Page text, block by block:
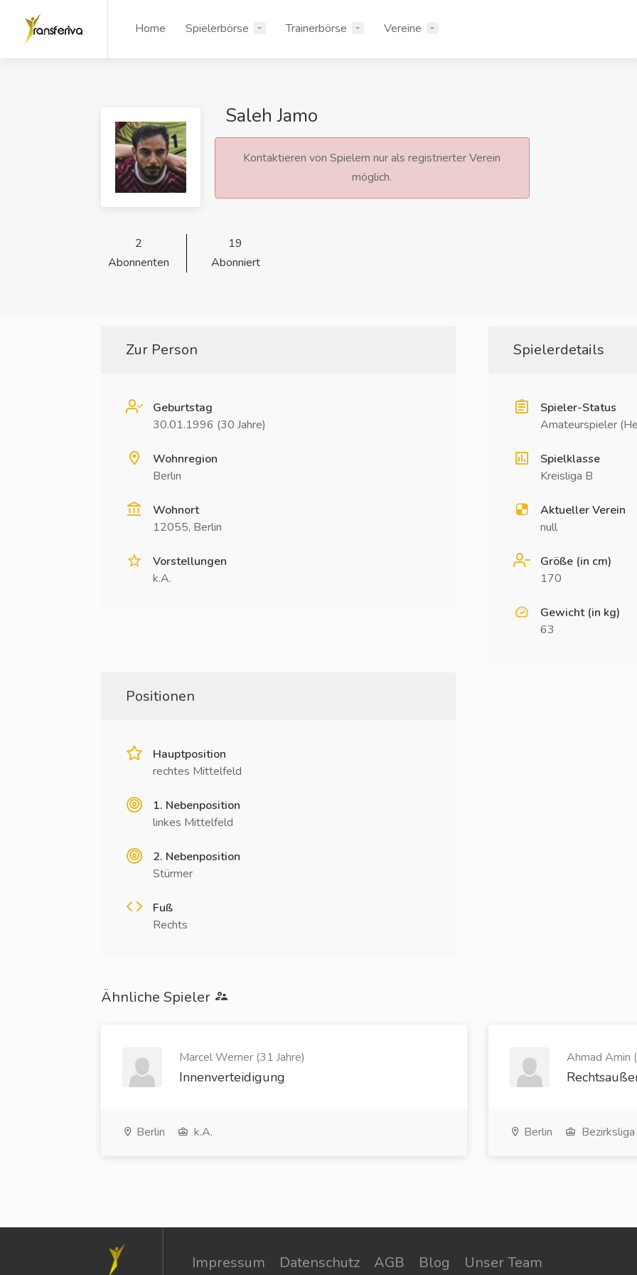
Home Spielerbörse Trainerbörse Vereine
Saleh Jamo
Kontaktieren von Spielern nur als registrierter Verein
möglich.
2
Abonnenten
19
Abonniert
Zur Person
Geburtstag
30.01.1996 (30 Jahre)
Wohnregion
Berlin
Wohnort
12055, Berlin
Vorstellungen
k.A.
Spielerdetails
Spieler-Status
Amateurspieler
Spielklasse
Kreisliga B
Aktueller Verein
null
Größe (in cm)
170
Gewicht (in kg)
63
Positionen
Hauptposition
rechtes Mittelfeld
1. Nebenposition
linkes Mittelfeld
2. Nebenposition
Stürmer
Fuß
Rechts
Ähnliche Spieler
Marcel Werner (31 Jahre)
Innenverteidigung
Berlin k.A.
Ahmad Amin
Berlin Bezirksliga
Impressum Datenschutz AGB Blog Unser Team